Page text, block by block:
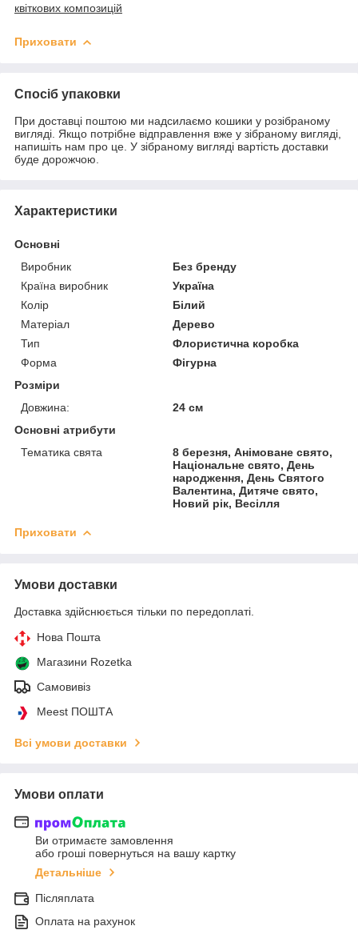
квіткових композицій
Приховати
Спосіб упаковки
При доставці поштою ми надсилаємо кошики у розібраному
вигляді. Якщо потрібне відправлення вже у зібраному вигляді,
напишіть нам про це. У зібраному вигляді вартість доставки
буде дорожчою.
Характеристики
Основні
Виробник
Без бренду
Країна виробник
Україна
Колір
Білий
Матеріал
Дерево
Тип
Флористична коробка
Форма
Фігурна
Розміри
Довжина:
24 см
Основні атрибути
Тематика свята
8 березня, Анімоване свято,
Національне свято, День
народження, День Святого
Валентина, Дитяче свято,
Новий рік, Весілля
Приховати
Умови доставки
Доставка здійснюється тільки по передоплаті.
Нова Пошта
Магазини Rozetka
Самовивіз
Meest ПОШТА
Всі умови доставки
Умови оплати
Ви отримаєте замовлення
або гроші повернуться на вашу картку
Детальніше
Післяплата
Оплата на рахунок